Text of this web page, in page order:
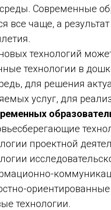
Современные
все чаще, а
технологий
технологии в
для решения
услуг, для
проектной
ориентированные
технологии.